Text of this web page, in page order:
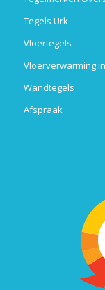
Tegels Urk
Vloertegels
Vloerverwarming
Wandtegels
Afspraak